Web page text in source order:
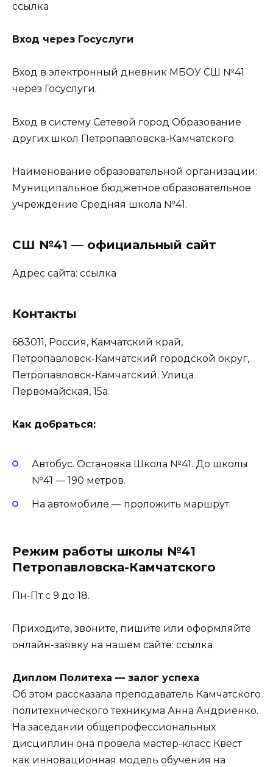
ссылка
Вход через Госуслуги
Вход в электронный дневник МБОУ СШ №41
через Госуслуги.
Вход в систему Сетевой город Образование
других школ Петропавловска-Камчатского.
Наименование образовательной организации:
Муниципальное бюджетное образовательное
учреждение Средняя школа №41.
СШ №41 — официальный сайт
Адрес сайта: ссылка
Контакты
683011, Россия, Камчатский край,
Петропавловск-Камчатский городской округ,
Петропавловск-Камчатский. Улица
Первомайская, 15а.
Как добраться:
Автобус. Остановка Школа №41. До школы
№41 — 190 метров.
На автомобиле — проложить маршрут.
Режим работы школы №41
Петропавловска-Камчатского
Пн-Пт с 9 до 18.
Приходите, звоните, пишите или оформляйте
онлайн-заявку на нашем сайте: ссылка
Диплом Политеха — залог успеха
Об этом рассказала преподаватель Камчатского
политехнического техникума Анна Андриенко.
На заседании общепрофессиональных
дисциплин она провела мастер-класс Квест
как инновационная модель обучения на